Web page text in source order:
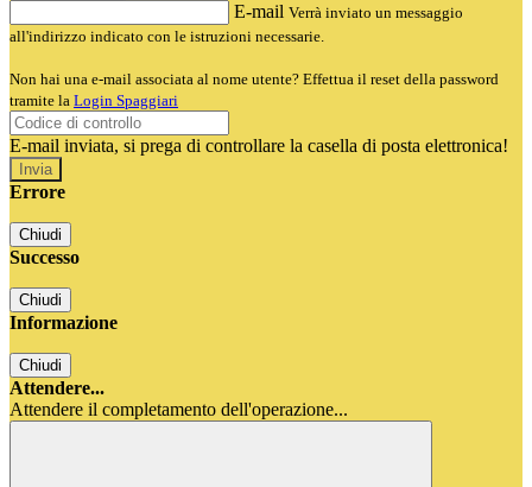
E-mail Verrà inviato un messaggio
all'indirizzo indicato con le istruzioni necessarie.
Non hai una e-mail associata al nome utente? Effettua il reset della password
tramite la Login Spaggiari
E-mail inviata, si prega di controllare la casella di posta elettronica!
Errore
Chiudi
Successo
Chiudi
Informazione
Chiudi
Attendere...
Attendere il completamento dell'operazione...